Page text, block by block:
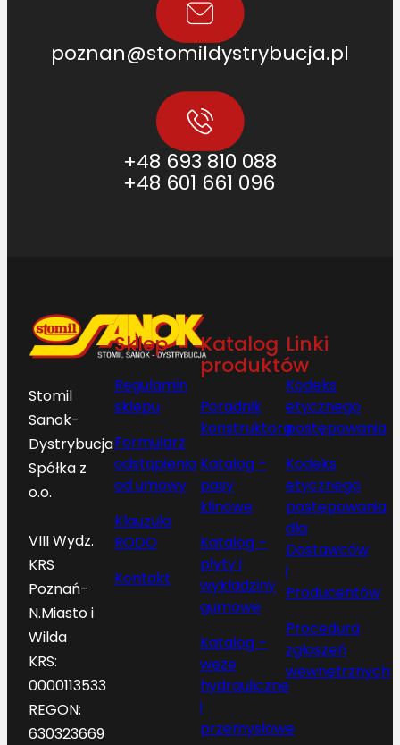
poznan@stomildystrybucja.pl
+48 693 810 088
+48 601 661 096
Stomil
Sanok-
Dystrybucja
Spółka z
o.o.
VIII Wydz.
KRS
Poznań-
N.Miasto i
Wilda
KRS:
0000113533
REGON:
630323669
Sklep
Regulamin
sklepu
Formularz
odstąpienia
od umowy
Klauzula
RODO
Kontakt
Katalog
produktów
Poradnik
konstruktora
Katalog –
pasy
klinowe
Katalog –
płyty i
wykładziny
gumowe
Katalog –
węże
hydrauliczne
i
przemysłowe
Linki
Kodeks
etycznego
postępowania
Kodeks
etycznego
postępowania
dla
Dostawców
i
Producentów
Procedura
zgłoszeń
wewnętrznych